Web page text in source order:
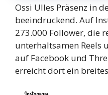
Ossi Ulles Präsenz in
beeindruckend. Auf
273.000 Follower, die
unterhaltsamen Reels
auf Facebook und
erreicht dort ein